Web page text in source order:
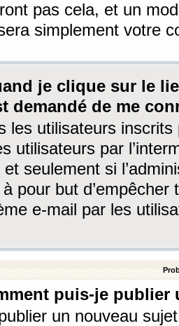
pas cela, et un
simplement votre
je clique sur le
demandé de me
les utilisateurs
utilisateurs par
et seulement si
pour but
e-mail par les
puis-je
un nouveau